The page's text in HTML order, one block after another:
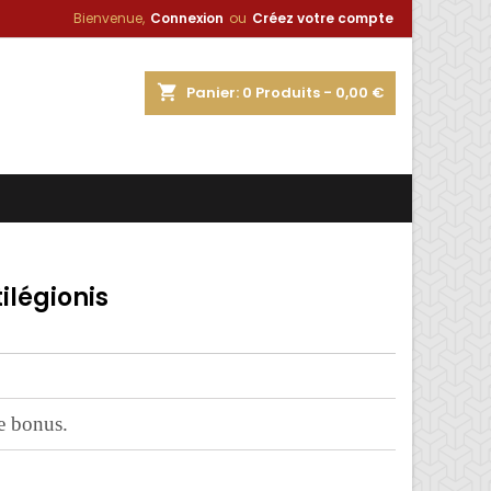
Bienvenue, Connexion ou Créez votre compte
shopping_cart Panier: 0 Produits - 0,00 €
bonus.